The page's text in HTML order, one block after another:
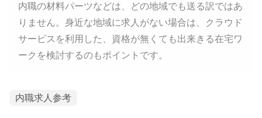
内職の材料パーツなどは、どの地域でも送る訳ではあ
りません。身近な地域に求人がない場合は、クラウド
サービスを利用した、資格が無くても出来きる在宅ワ
ークを検討するのもポイントです。
内職求人参考